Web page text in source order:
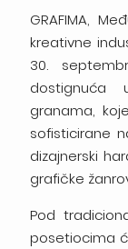
GRAFIMA,
kreativne
30.
dostignuća
granama,
sofisticirane
dizajnerski
grafičke
Pod
posetiocima